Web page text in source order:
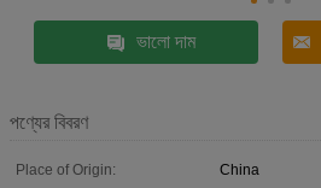
ভালো দাম
পণ্যের বিবরণ
Place of Origin:
China